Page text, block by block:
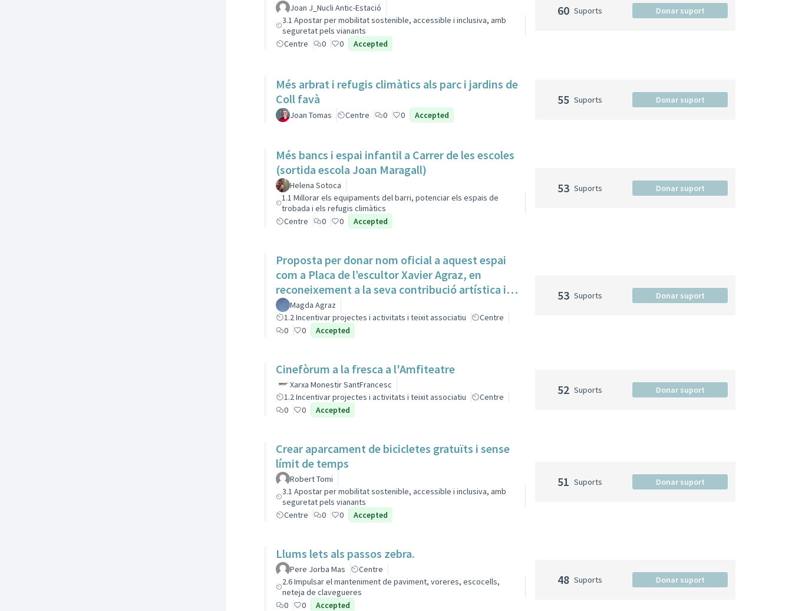
Joan J_Nucli Antic-Estació
3.1 Apostar per mobilitat sostenible, accessible i inclusiva, amb
seguretat pels vianants
Centre
0 0 Accepted
60 Suports Donar suport
Més arbrat i refugis climàtics als parc i jardins de
Coll favà
Joan Tomas Centre 0 0 Accepted
55 Suports Donar suport
Més bancs i espai infantil a Carrer de les escoles
(sortida escola Joan Maragall)
Helena Sotoca
1.1 Millorar els equipaments del barri, potenciar els espais de
trobada i els refugis climàtics
Centre
0 0 Accepted
53 Suports Donar suport
Proposta per donar nom oficial a aquest espai
com a Placa de l’escultor Xavier Agraz, en
reconeixement a la seva contribució artística i
cultural
Magda Agraz
1.2 Incentivar projectes i activitats i teixit associatiu
Centre
0
0 Accepted
53 Suports Donar suport
Cinefòrum a la fresca a l'Amfiteatre
Xarxa Monestir SantFrancesc
1.2 Incentivar projectes i activitats i teixit associatiu
Centre
0
0 Accepted
52 Suports Donar suport
Crear aparcament de bicicletes gratuïts i sense
límit de temps
Robert Tomi
3.1 Apostar per mobilitat sostenible, accessible i inclusiva, amb
seguretat pels vianants
Centre
0 0 Accepted
51 Suports Donar suport
Llums lets als passos zebra.
Pere Jorba Mas
Centre
2.6 Impulsar el manteniment de paviment, voreres, escocells,
neteja de clavegueres
0
0 Accepted
48 Suports Donar suport